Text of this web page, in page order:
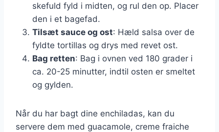
skefuld fyld i midten, og rul den op. Placer
den i et bagefad.
Tilsæt sauce og ost: Hæld salsa over de
fyldte tortillas og drys med revet ost.
Bag retten: Bag i ovnen ved 180 grader i
ca. 20-25 minutter, indtil osten er smeltet
og gylden.
Når du har bagt dine enchiladas, kan du
servere dem med guacamole, creme fraiche